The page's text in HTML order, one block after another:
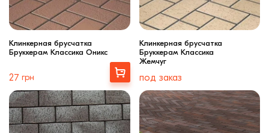
Клинкерная брусчатка
Бруккерам Классика Оникс
27 грн
Выбрать
Клинкерная брусчатка
Бруккерам Классика
Жемчуг
под заказ